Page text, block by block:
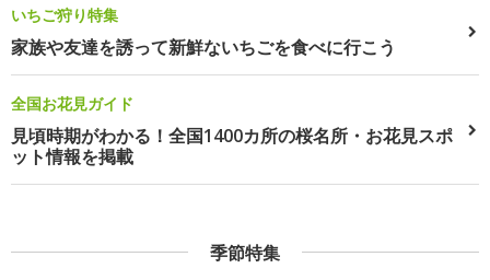
いちご狩り特集
家族や友達を誘って新鮮ないちごを食べに行こう
全国お花見ガイド
見頃時期がわかる！全国1400カ所の桜名所・お花見スポ
ット情報を掲載
季節特集